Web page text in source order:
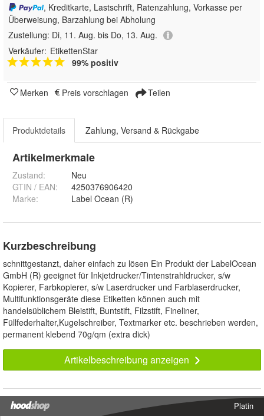
, Kreditkarte, Lastschrift, Ratenzahlung, Vorkasse per
Überweisung, Barzahlung bei Abholung
Zustellung: Di, 11. Aug. bis Do, 13. Aug.
Verkäufer: EtikettenStar
99% positiv
Merken Preis vorschlagen Teilen
Produktdetails Zahlung, Versand & Rückgabe
Artikelmerkmale
Zustand:
Neu
GTIN / EAN:
4250376906420
Marke:
Label Ocean (R)
Kurzbeschreibung
schnittgestanzt, daher einfach zu lösen Ein Produkt der LabelOcean
GmbH (R) geeignet für Inkjetdrucker/Tintenstrahldrucker, s/w
Kopierer, Farbkopierer, s/w Laserdrucker und Farblaserdrucker,
Multifunktionsgeräte diese Etiketten können auch mit
handelsüblichem Bleistift, Buntstift, Filzstift, Fineliner,
Füllfederhalter,Kugelschreiber, Textmarker etc. beschrieben werden,
permanent klebend 70g/qm (extra dick)
Artikelbeschreibung anzeigen
Platin